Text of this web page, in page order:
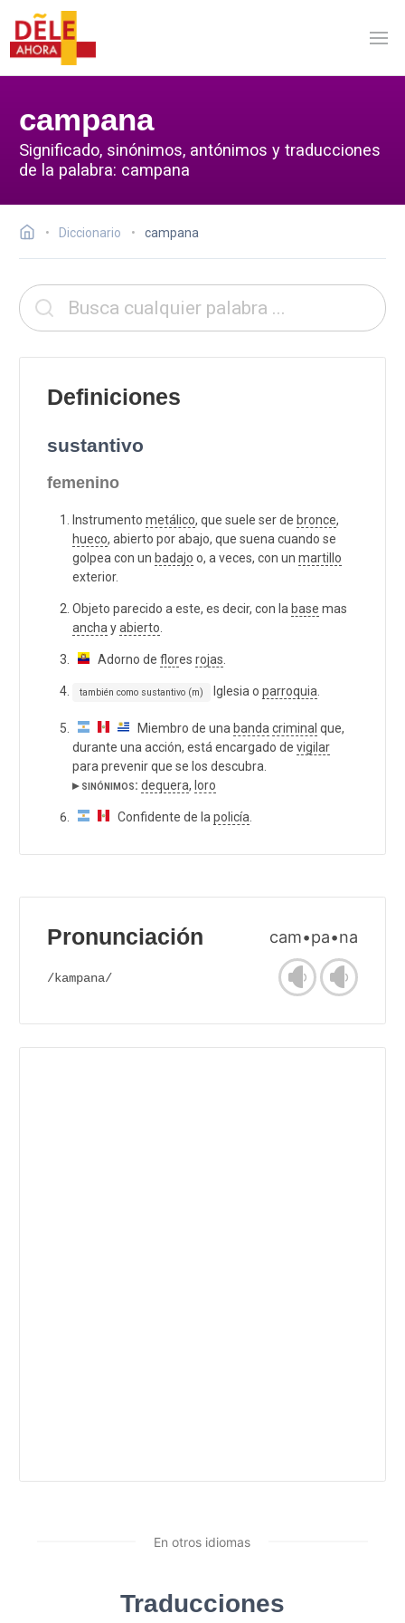
campana
Significado, sinónimos, antónimos y traducciones
de la palabra: campana
Diccionario campana
Definiciones
sustantivo
femenino
Instrumento metálico, que suele ser de bronce,
hueco, abierto por abajo, que suena cuando se
golpea con un badajo o, a veces, con un martillo
exterior.
Objeto parecido a este, es decir, con la base mas
ancha yabierto
Adorno de flores rojas
también como sustantivo (m) Iglesia o parroquia
Miembro de una banda criminal que,
durante una acción, está encargado de vigilar
para prevenir que se los descubra.
▸ sinónimos: dequera, loro
Confidente de la policía
Pronunciación cam•pa•na
/kampana/
En otros idiomas
Traducciones